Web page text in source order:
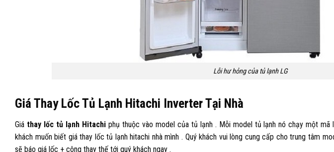
Lỗi hư hỏng của tủ lạnh LG
Giá Thay Lốc Tủ Lạnh Hitachi Inverter Tại Nhà
Giá thay lốc tủ lạnh Hitachiphụ thuộc vào model của tủ lạnh . Mỗi model tủ lạnh nó chạy một mã
khách muốn biết giá thay lốc tủ lạnh hitachi nhà mình . Quý khách vui lòng cung cấp cho trung tâm
sẽ báo giá lốc + công thay thế tới quý khách ngay .